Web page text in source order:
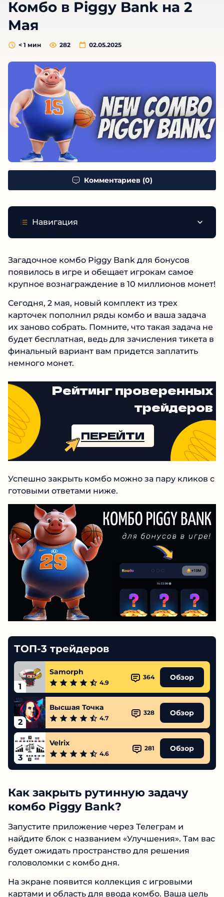
Комбо в Piggy Bank на 2
Мая
02.05.2025
< 1 мин 282
Комментариев (0)
Навигация
Загадочное комбо Piggy Bank для бонусов
появилось в игре и обещает игрокам самое
крупное вознаграждение в 10 миллионов монет!
Сегодня, 2 мая, новый комплект из трех
карточек пополнил ряды комбо и ваша задача
их заново собрать. Помните, что такая задача не
будет бесплатная, ведь для зачисления тикета в
финальный вариант вам придется заплатить
немного монет.
Рейтинг проверенных
трейдеров
ПЕРЕЙТИ
Успешно закрыть комбо можно за пару кликов с
готовыми ответами ниже.
ТОП-3 трейдеров
1
Samorph
4.9
364 Обзор
2
Высшая Точка
4.7
328 Обзор
3
Velrix
4.6
281 Обзор
Как закрыть рутинную задачу
комбо Piggy Bank?
Запустите приложение через Телеграм и
найдите блок с названием «Улучшения». Там вас
будет ожидать пространство для решения
головоломки с комбо дня.
На экране появится коллекция с игровыми
картами и область для ввода комбо. Ваша цель